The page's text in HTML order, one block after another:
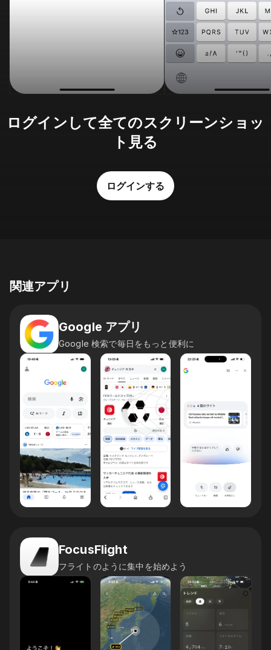
ログインして全てのスクリーンショッ
ト見る
ログインする
関連アプリ
Google アプリ
Google 検索で毎日をもっと便利に
FocusFlight
フライトのように集中を始めよう